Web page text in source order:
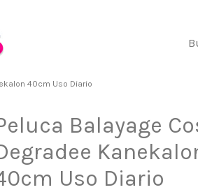
40cm Uso Diario
Balayage
Uso Diario